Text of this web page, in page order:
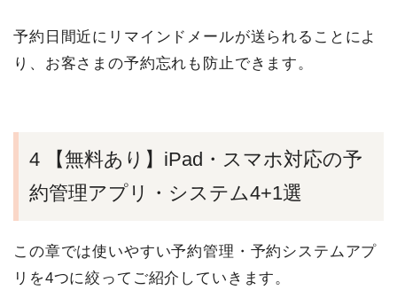
予約日間近にリマインドメールが送られることによ
り、お客さまの予約忘れも防止できます。
4 【無料あり】iPad・スマホ対応の予
約管理アプリ・システム4+1選
この章では使いやすい予約管理・予約システムアプ
リを4つに絞ってご紹介していきます。